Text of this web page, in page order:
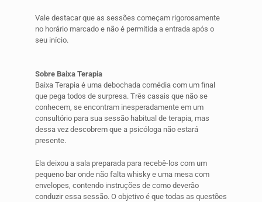
Vale destacar que as sessões começam rigorosamente
no horário marcado e não é permitida a entrada após o
seu início.
Sobre Baixa Terapia
Baixa Terapia é uma debochada comédia com um final
que pega todos de surpresa. Três casais que não se
conhecem, se encontram inesperadamente em um
consultório para sua sessão habitual de terapia, mas
dessa vez descobrem que a psicóloga não estará
presente.
Ela deixou a sala preparada para recebê-los com um
pequeno bar onde não falta whisky e uma mesa com
envelopes, contendo instruções de como deverão
conduzir essa sessão. O objetivo é que todas as questões